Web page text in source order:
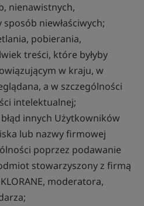
nienawistnych,
niewłaściwych;
pobierania,
treści, które byłyby
w kraju, w
a w szczególności
intelektualnej;
innych Użytkowników
lub nazwy firmowej
poprzez podawanie
stowarzyszony z firmą
moderatora,